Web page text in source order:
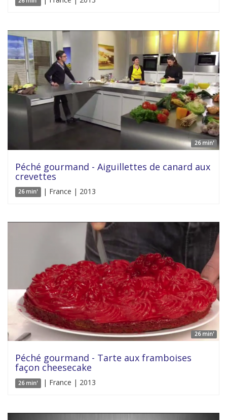
26 min'
Péché gourmand - Aiguillettes de canard aux
crevettes
26 min' | France | 2013
26 min'
Péché gourmand - Tarte aux framboises
façon cheesecake
26 min' | France | 2013